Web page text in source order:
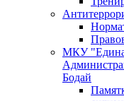
МКУ
Бодай